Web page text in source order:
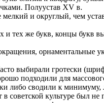
Полуустав XV в.
мелкий и округлый, чем
тех же букв, концы букв
орнаментальные
выбирали гротески
подходили для
либо сводили к
советской культуре был